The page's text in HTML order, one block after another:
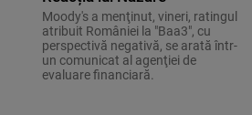
Moody's a menţinut, vineri, ratingul
atribuit României la "Baa3", cu
perspectivă negativă, se arată într-
un comunicat al agenţiei de
evaluare financiară.